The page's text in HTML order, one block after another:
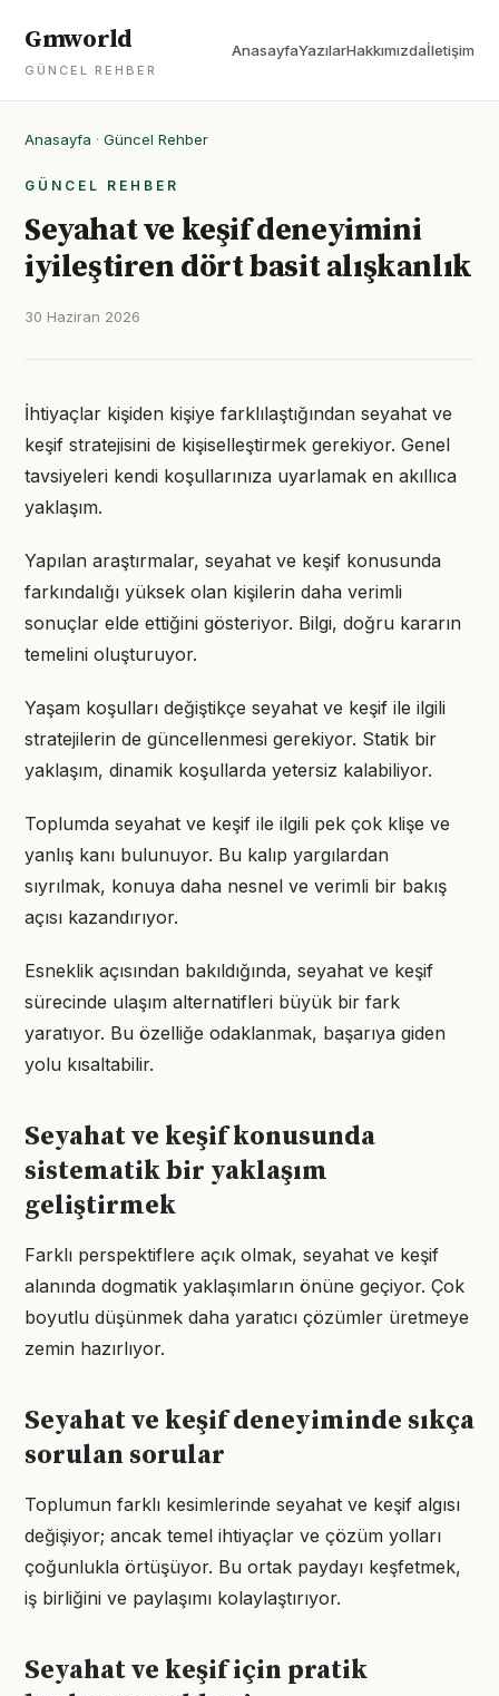
Gmworld
GÜNCEL REHBER
AnasayfaYazılarHakkımızdaİletişim
Anasayfa · Güncel Rehber
GÜNCEL REHBER
Seyahat ve keşif deneyimini
iyileştiren dört basit alışkanlık
30 Haziran 2026
İhtiyaçlar kişiden kişiye farklılaştığından seyahat ve
keşif stratejisini de kişiselleştirmek gerekiyor. Genel
tavsiyeleri kendi koşullarınıza uyarlamak en akıllıca
yaklaşım.
Yapılan araştırmalar, seyahat ve keşif konusunda
farkındalığı yüksek olan kişilerin daha verimli
sonuçlar elde ettiğini gösteriyor. Bilgi, doğru kararın
temelini oluşturuyor.
Yaşam koşulları değiştikçe seyahat ve keşif ile ilgili
stratejilerin de güncellenmesi gerekiyor. Statik bir
yaklaşım, dinamik koşullarda yetersiz kalabiliyor.
Toplumda seyahat ve keşif ile ilgili pek çok klişe ve
yanlış kanı bulunuyor. Bu kalıp yargılardan
sıyrılmak, konuya daha nesnel ve verimli bir bakış
açısı kazandırıyor.
Esneklik açısından bakıldığında, seyahat ve keşif
sürecinde ulaşım alternatifleri büyük bir fark
yaratıyor. Bu özelliğe odaklanmak, başarıya giden
yolu kısaltabilir.
Seyahat ve keşif konusunda
sistematik bir yaklaşım
geliştirmek
Farklı perspektiflere açık olmak, seyahat ve keşif
alanında dogmatik yaklaşımların önüne geçiyor. Çok
boyutlu düşünmek daha yaratıcı çözümler üretmeye
zemin hazırlıyor.
Seyahat ve keşif deneyiminde sıkça
sorulan sorular
Toplumun farklı kesimlerinde seyahat ve keşif algısı
değişiyor; ancak temel ihtiyaçlar ve çözüm yolları
çoğunlukla örtüşüyor. Bu ortak paydayı keşfetmek,
iş birliğini ve paylaşımı kolaylaştırıyor.
Seyahat ve keşif için pratik